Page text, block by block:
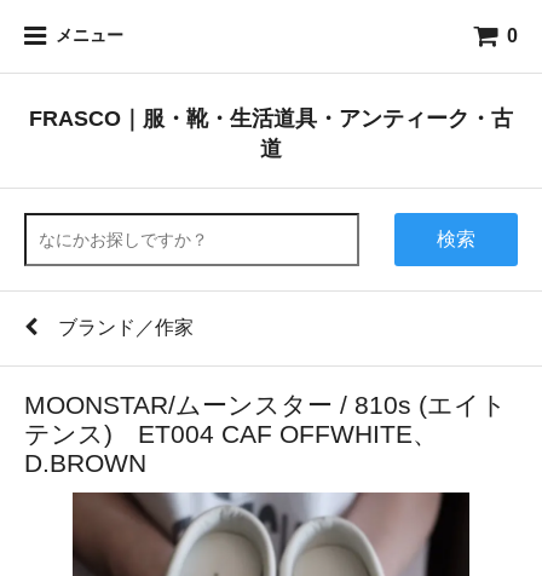
メニュー 0
FRASCO｜服・靴・生活道具・アンティーク・古
道
検索
ブランド／作家
MOONSTAR/ムーンスター / 810s (エイト
テンス) ET004 CAF OFFWHITE、
D.BROWN